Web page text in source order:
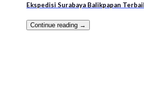
Ekspedisi Surabaya Balikpapan
Continue reading →